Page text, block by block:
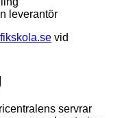
leverantör
vid
servrar